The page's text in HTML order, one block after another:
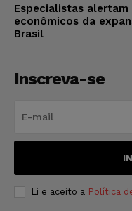
Especialistas
econômicos da
Brasil
Inscreva-se
Li e aceito a Política